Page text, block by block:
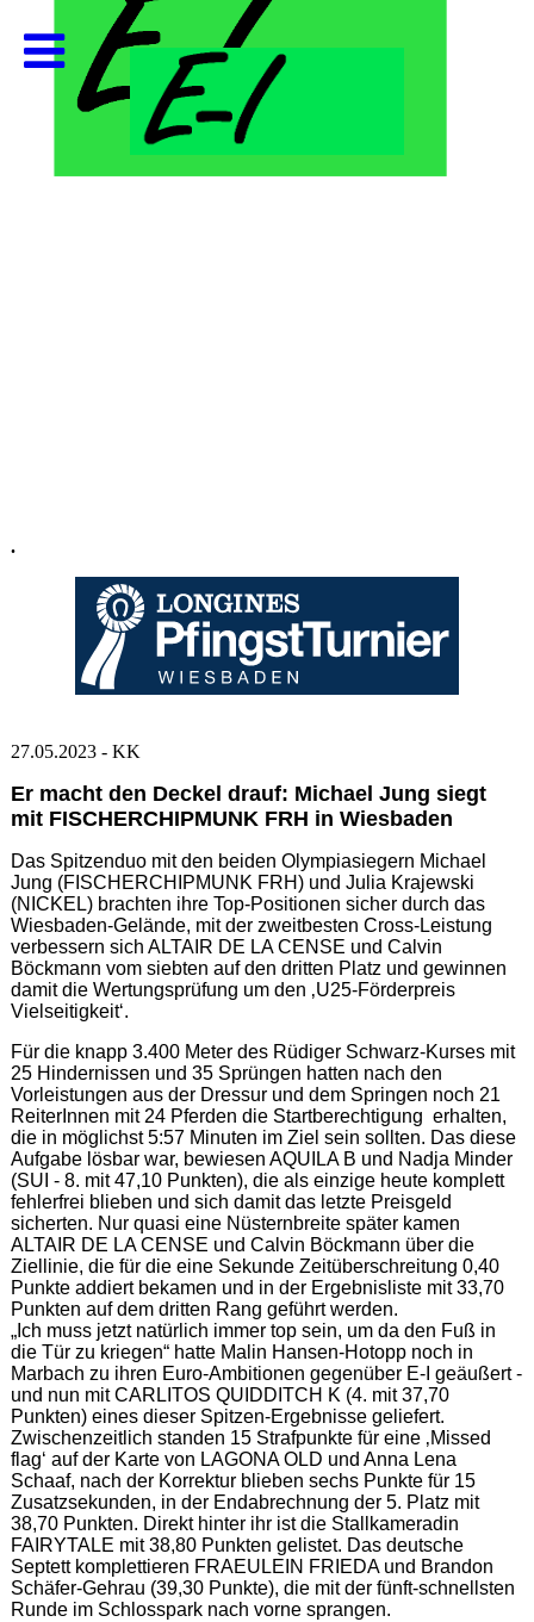
.
27.05.2023 - KK
Er macht den Deckel drauf: Michael Jung siegt
mit FISCHERCHIPMUNK FRH in Wiesbaden
Das Spitzenduo mit den beiden Olympiasiegern Michael
Jung (FISCHERCHIPMUNK FRH) und Julia Krajewski
(NICKEL) brachten ihre Top-Positionen sicher durch das
Wiesbaden-Gelände, mit der zweitbesten Cross-Leistung
verbessern sich ALTAIR DE LA CENSE und Calvin
Böckmann vom siebten auf den dritten Platz und gewinnen
damit die Wertungsprüfung um den ‚U25-Förderpreis
Vielseitigkeit‘.
Für die knapp 3.400 Meter des Rüdiger Schwarz-Kurses mit
25 Hindernissen und 35 Sprüngen hatten nach den
Vorleistungen aus der Dressur und dem Springen noch 21
ReiterInnen mit 24 Pferden die Startberechtigung erhalten,
die in möglichst 5:57 Minuten im Ziel sein sollten. Das diese
Aufgabe lösbar war, bewiesen AQUILA B und Nadja Minder
(SUI - 8. mit 47,10 Punkten), die als einzige heute komplett
fehlerfrei blieben und sich damit das letzte Preisgeld
sicherten. Nur quasi eine Nüsternbreite später kamen
ALTAIR DE LA CENSE und Calvin Böckmann über die
Ziellinie, die für die eine Sekunde Zeitüberschreitung 0,40
Punkte addiert bekamen und in der Ergebnisliste mit 33,70
Punkten auf dem dritten Rang geführt werden.
„Ich muss jetzt natürlich immer top sein, um da den Fuß in
die Tür zu kriegen“ hatte Malin Hansen-Hotopp noch in
Marbach zu ihren Euro-Ambitionen gegenüber E-I geäußert -
und nun mit CARLITOS QUIDDITCH K (4. mit 37,70
Punkten) eines dieser Spitzen-Ergebnisse geliefert.
Zwischenzeitlich standen 15 Strafpunkte für eine ‚Missed
flag‘ auf der Karte von LAGONA OLD und Anna Lena
Schaaf, nach der Korrektur blieben sechs Punkte für 15
Zusatzsekunden, in der Endabrechnung der 5. Platz mit
38,70 Punkten. Direkt hinter ihr ist die Stallkameradin
FAIRYTALE mit 38,80 Punkten gelistet. Das deutsche
Septett komplettieren FRAEULEIN FRIEDA und Brandon
Schäfer-Gehrau (39,30 Punkte), die mit der fünft-schnellsten
Runde im Schlosspark nach vorne sprangen.